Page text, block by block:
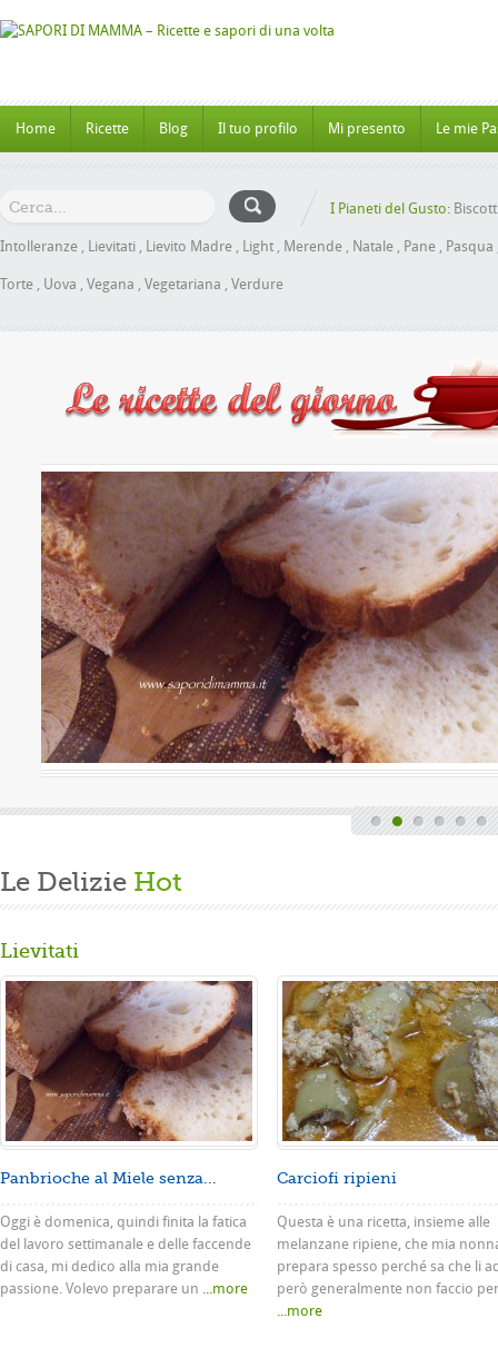
Home Ricette Blog Il tuo profilo Mi presento Le mie
I Pianeti del Gusto:
Intolleranze , Lievitati , Lievito Madre , Light , Merende , Natale , Pane , Pasqua
Torte , Uova , Vegana , Vegetariana , Verdure
Panbrioche al Miele senza
uova
Valutazione media: (0 / 5)
Oggi è domenica, quindi finita la fatica del lavoro settimanale
e delle faccende di casa, mi dedico alla mia grande passione.
Volevo preparare un panbrioche salutare per la ...
Gusta...
Le Delizie Hot
Lievitati
Panbrioche al Miele senza...
Oggi è domenica, quindi finita la fatica
del lavoro settimanale e delle faccende
di casa, mi dedico alla mia grande
passione. Volevo preparare un ...more
Carciofi ripieni
Questa è una ricetta, insieme alle
melanzane ripiene, che mia
prepara spesso perché sa che li
però generalmente non faccio
...more